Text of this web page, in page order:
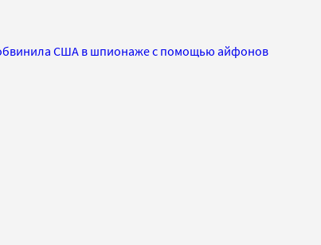
США в шпионаже с помощью айфонов